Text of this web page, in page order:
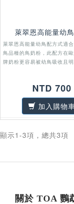
萊翠恩高能量幼
萊翠恩高能量幼鳥配方式適
鳥品種的鳥奶粉，此配方在
牌奶粉更容易被幼鳥吸收且
NTD 700
加入購物
顯示1-3項，總共3項
關於 TOA 鸚